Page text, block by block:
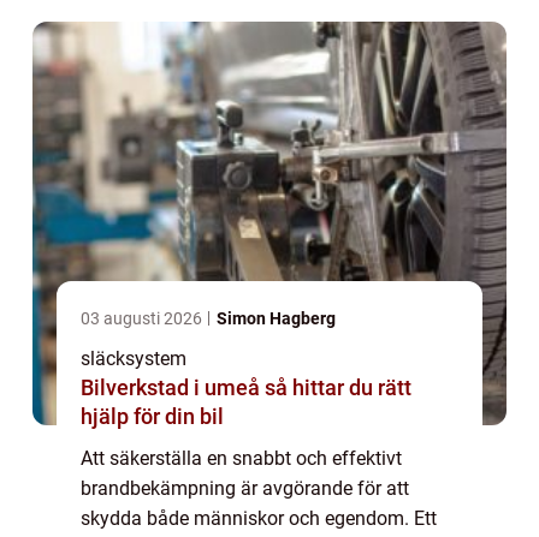
03 augusti 2026 Simon Hagberg
släcksystem
Bilverkstad i umeå så hittar du rätt
hjälp för din bil
Att säkerställa en snabbt och effektivt
brandbekämpning är avgörande för att
skydda både människor och egendom. Ett